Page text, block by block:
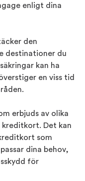
enligt dina
den
destinationer du
kan ha
en viss tid
erbjuds av olika
Det kan
som
dina behov,
för